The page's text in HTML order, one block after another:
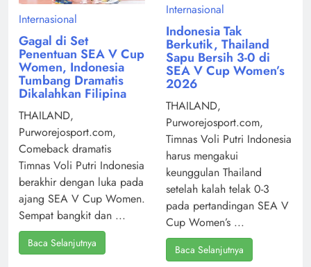
Internasional
Gagal di Set
Penentuan SEA V Cup
Women, Indonesia
Tumbang Dramatis
Dikalahkan Filipina
THAILAND,
Purworejosport.com,
Comeback dramatis
Timnas Voli Putri Indonesia
berakhir dengan luka pada
ajang SEA V Cup Women.
Sempat bangkit dan ...
Baca Selanjutnya
Internasional
Indonesia Tak
Berkutik, Thailand
Sapu Bersih 3-0 di
SEA V Cup Women’s
2026
THAILAND,
Purworejosport.com,
Timnas Voli Putri Indonesia
harus mengakui
keunggulan Thailand
setelah kalah telak 0-3
pada pertandingan SEA V
Cup Women’s ...
Baca Selanjutnya